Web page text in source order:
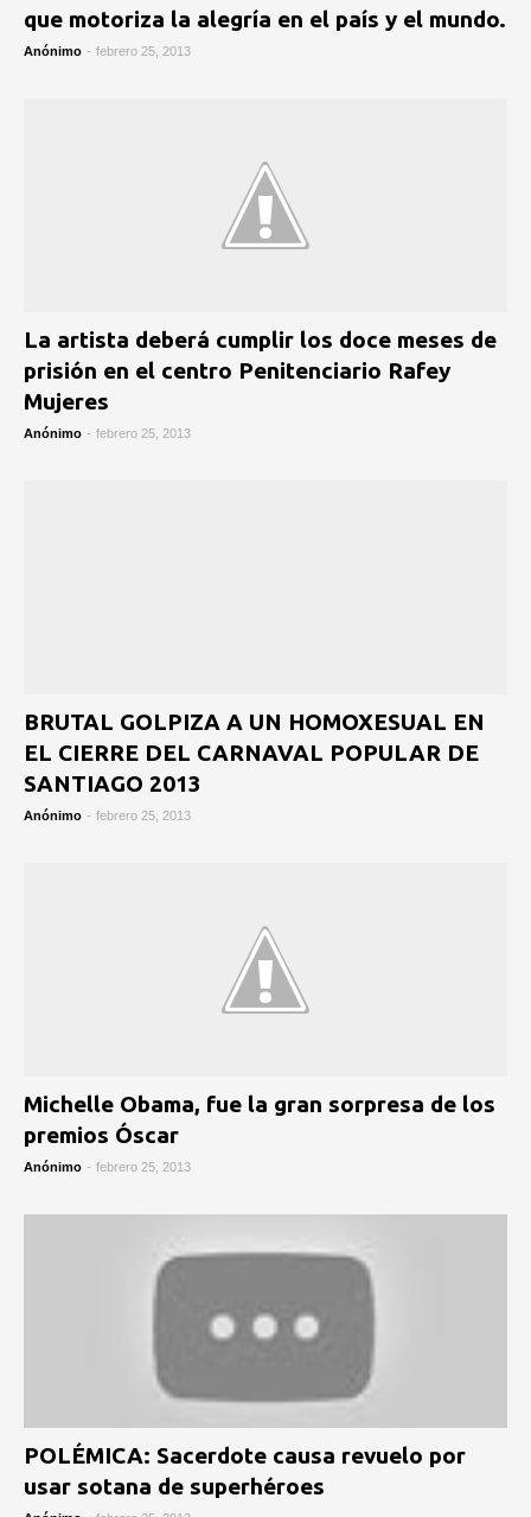
Anónimo - febrero 25, 2013
La artista deberá cumplir los doce meses de
prisión en el centro Penitenciario Rafey
Mujeres
Anónimo - febrero 25, 2013
BRUTAL GOLPIZA A UN HOMOXESUAL EN
EL CIERRE DEL CARNAVAL POPULAR DE
SANTIAGO 2013
Anónimo - febrero 25, 2013
Michelle Obama, fue la gran sorpresa de los
premios Óscar
Anónimo - febrero 25, 2013
POLÉMICA: Sacerdote causa revuelo por
usar sotana de superhéroes